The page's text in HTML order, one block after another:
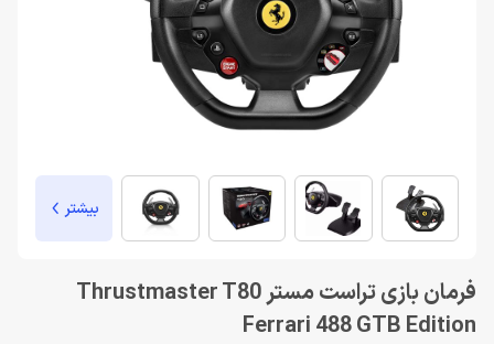
بیشتر
فرمان بازی تراست مستر Thrustmaster T80
Ferrari 488 GTB Edition